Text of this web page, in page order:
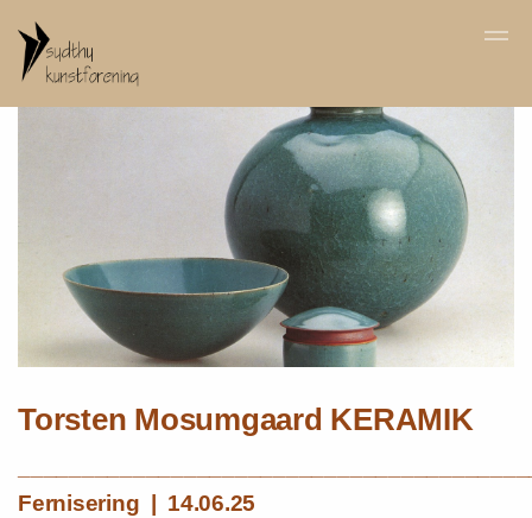
Torsten Mosumgaard KERAMIK
Fernisering | 14.06.25